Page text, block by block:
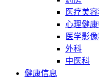
医疗美
心理健
医学影
外科
中医科
健康信息